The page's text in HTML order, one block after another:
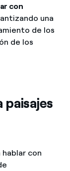
con
una
de los
de los
paisajes
hablar con